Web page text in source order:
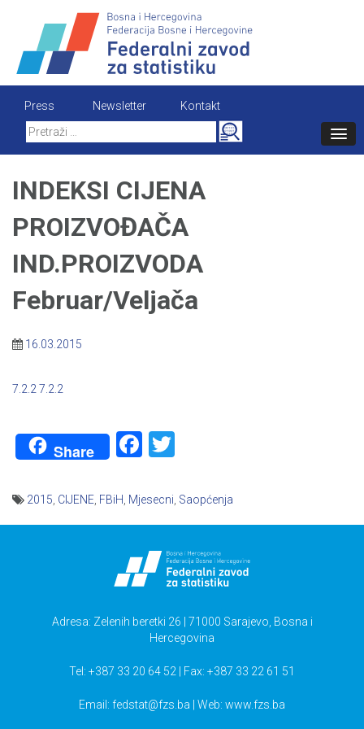
content
Press Newsletter
Kontakt
Search
for:
INDEKSI CIJENA
PROIZVOĐAČA
IND.PROIZVODA
Februar/Veljača
16.03.2015
7.2.2 7.2.2
Share Facebook
2015 CIJENE FBiH Mjesecni Saopćenja
Adresa: Zelenih beretki 26 | 71000 Sarajevo, Bosna i
Hercegovina
Tel: +387 33 20 64 52 | Fax: +387 33 22 61 51
Email: fedstat@fzs.ba | Web: www.fzs.ba